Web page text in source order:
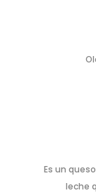
Es un
leche